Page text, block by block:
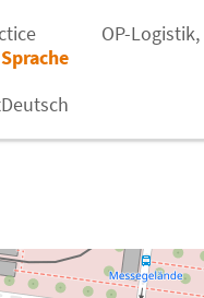
OP-Logistik,
Sprache
Deutsch